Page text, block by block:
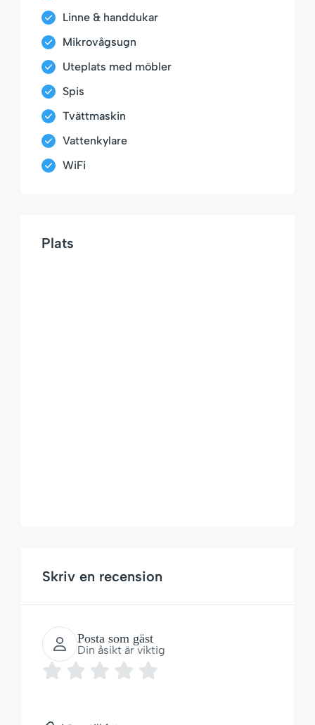
Linne & handdukar
Mikrovågsugn
Uteplats med möbler
Spis
Tvättmaskin
Vattenkylare
WiFi
Plats
Skriv en recension
Posta som gäst
Din åsikt är viktig